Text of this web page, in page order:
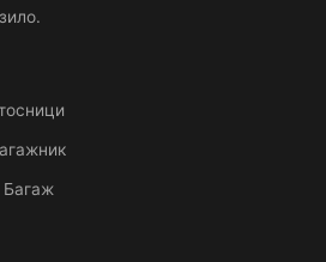
Багаж